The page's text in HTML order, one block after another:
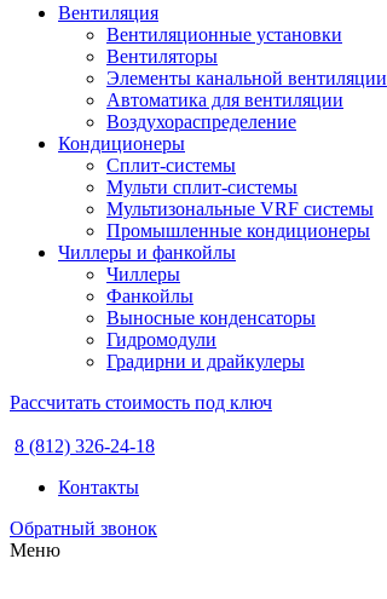
Вентиляция
Вентиляционные установки
Вентиляторы
Элементы канальной вентиляции
Автоматика для вентиляции
Воздухораспределение
Кондиционеры
Сплит-системы
Мульти сплит-системы
Мультизональные VRF системы
Промышленные кондиционеры
Чиллеры и фанкойлы
Чиллеры
Фанкойлы
Выносные конденсаторы
Гидромодули
Градирни и драйкулеры
Рассчитать стоимость под ключ
8 (812) 326-24-18
Контакты
Обратный звонок
Меню